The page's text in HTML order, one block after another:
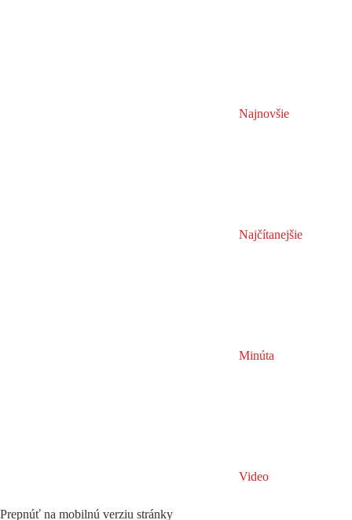
Najnovšie
Najčítanejšie
Minúta
Video
Prepnúť na mobilnú verziu stránky